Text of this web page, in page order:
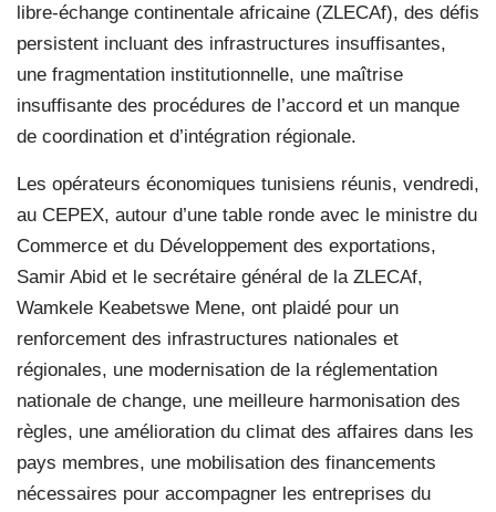
libre-échange continentale africaine (ZLECAf), des défis
persistent incluant des infrastructures insuffisantes,
une fragmentation institutionnelle, une maîtrise
insuffisante des procédures de l’accord et un manque
de coordination et d’intégration régionale.
Les opérateurs économiques tunisiens réunis, vendredi,
au CEPEX, autour d’une table ronde avec le ministre du
Commerce et du Développement des exportations,
Samir Abid et le secrétaire général de la ZLECAf,
Wamkele Keabetswe Mene, ont plaidé pour un
renforcement des infrastructures nationales et
régionales, une modernisation de la réglementation
nationale de change, une meilleure harmonisation des
règles, une amélioration du climat des affaires dans les
pays membres, une mobilisation des financements
nécessaires pour accompagner les entreprises du